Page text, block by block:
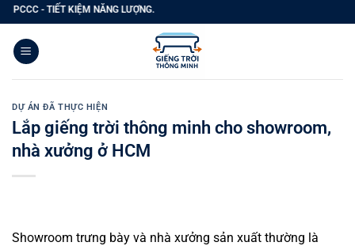
Bỏ
qua
nội
dung
- TIẾT KIỆM NĂNG LƯỢNG.
DỰ ÁN ĐÃ THỰC HIỆN
Lắp giếng trời thông minh cho showroom,
nhà xưởng ở HCM
Showroom trưng bày và nhà xưởng sản xuất thường là